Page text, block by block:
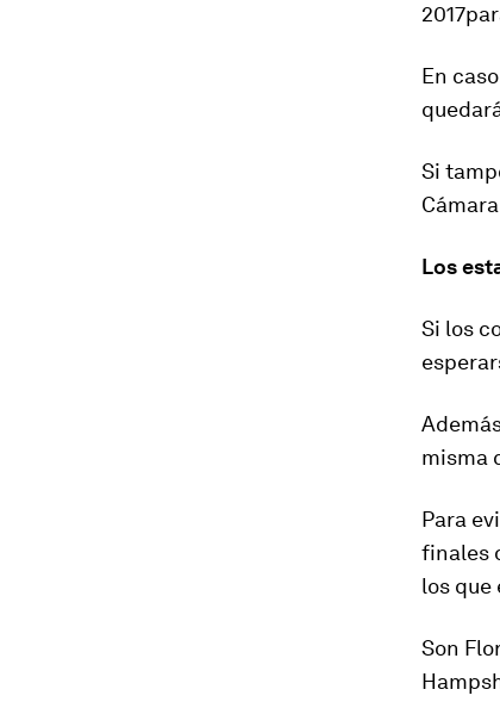
2017
En
Si
Los
Si los
misma
Para
finales
los que
Son